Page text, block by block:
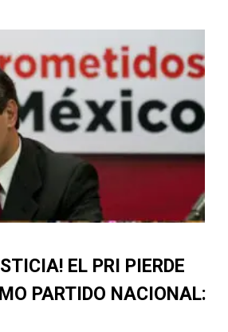
EL PRI PIERDE
PARTIDO NACIONAL: